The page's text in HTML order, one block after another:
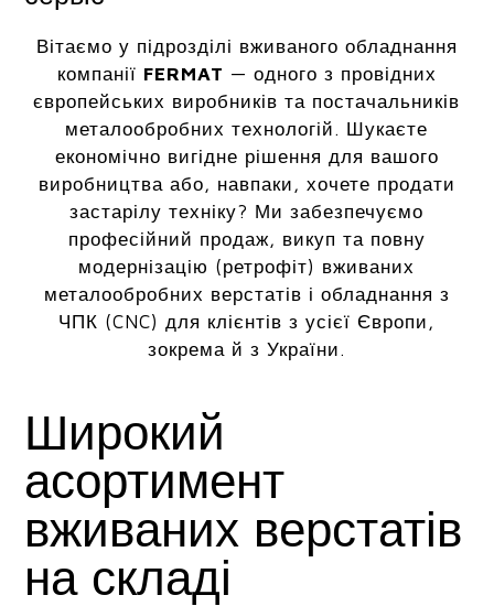
Вітаємо у підрозділі вживаного обладнання
компанії FERMAT — одного з провідних
європейських виробників та постачальників
металообробних технологій. Шукаєте
економічно вигідне рішення для вашого
виробництва або, навпаки, хочете продати
застарілу техніку? Ми забезпечуємо
професійний продаж, викуп та повну
модернізацію (ретрофіт) вживаних
металообробних верстатів і обладнання з
ЧПК (CNC) для клієнтів з усієї Європи,
зокрема й з України.
Широкий
асортимент
вживаних верстатів
на складі